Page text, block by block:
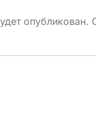
опубликован.